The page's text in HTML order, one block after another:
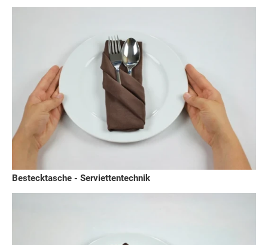
Bestecktasche - Serviettentechnik